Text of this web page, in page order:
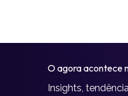
O agora acontece
Insights,